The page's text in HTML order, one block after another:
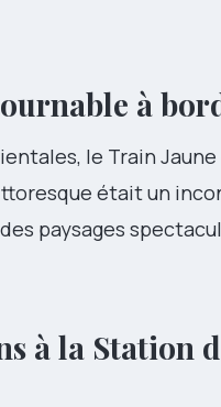
à
le Train
était un
paysages
à la Station